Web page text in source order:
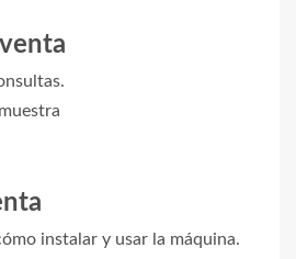
instalar y usar la máquina.